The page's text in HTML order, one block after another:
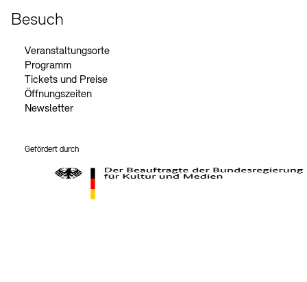
Besuch
Veranstaltungsorte
Programm
Tickets und Preise
Öffnungszeiten
Newsletter
Gefördert durch